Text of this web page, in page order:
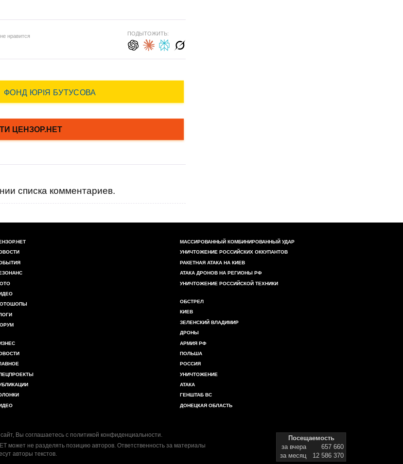
нравится ПОДЫТОЖИТЬ:
списка комментариев.
МАССИРОВАННЫЙ КОМБИНИРОВАННЫЙ УДАР
УНИЧТОЖЕНИЕ РОССИЙСКИХ ОККУПАНТОВ
РАКЕТНАЯ АТАКА НА КИЕВ
АТАКА ДРОНОВ НА РЕГИОНЫ РФ
УНИЧТОЖЕНИЕ РОССИЙСКОЙ ТЕХНИКИ
ОБСТРЕЛ
КИЕВ
ЗЕЛЕНСКИЙ ВЛАДИМИР
ДРОНЫ
АРМИЯ РФ
ПОЛЬША
РОССИЯ
УНИЧТОЖЕНИЕ
АТАКА
ГЕНШТАБ ВС
ДОНЕЦКАЯ ОБЛАСТЬ
Вы соглашаетесь с политикой конфиденциальности.
может не разделять позицию авторов. Ответственность за материалы
авторы текстов.
Посещаемость
за вчера
657 660
за месяц
12 586 370